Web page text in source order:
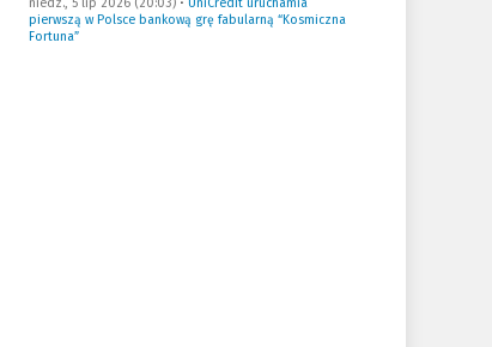
pierwszą w Polsce bankową grę fabularną “Kosmiczna
Fortuna”